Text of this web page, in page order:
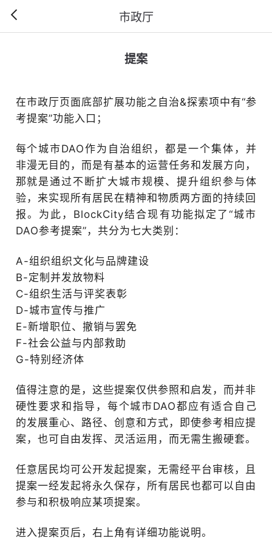
市政厅
提案
在市政厅页面底部扩展功能之自治&探索项中有“参
考提案”功能入口；
每个城市DAO作为自治组织，都是一个集体，并
非漫无目的，而是有基本的运营任务和发展方向，
那就是通过不断扩大城市规模、提升组织参与体
验，来实现所有居民在精神和物质两方面的持续回
报。为此，BlockCity结合现有功能拟定了“城市
DAO参考提案”，共分为七大类别：
A-组织组织文化与品牌建设
B-定制并发放物料
C-组织生活与评奖表彰
D-城市宣传与推广
E-新增职位、撤销与罢免
F-社会公益与内部救助
G-特别经济体
值得注意的是，这些提案仅供参照和启发，而并非
硬性要求和指导，每个城市DAO都应有适合自己
的发展重心、路径、创意和方式，即使参考相应提
案，也可自由发挥、灵活运用，而无需生搬硬套。
任意居民均可公开发起提案，无需经平台审核，且
提案一经发起将永久保存，所有居民也都可以自由
参与和积极响应某项提案。
进入提案页后，右上角有详细功能说明。